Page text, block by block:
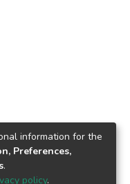
information for the
Preferences,
.
policy.